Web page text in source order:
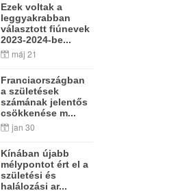
Ezek voltak a
leggyakrabban
választott fiúnevek
2023-2024-be...
máj 21
Franciaországban
a születések
számának jelentős
csökkenése m...
jan 30
Kínában újabb
mélypontot ért el a
születési és
halálozási ar...